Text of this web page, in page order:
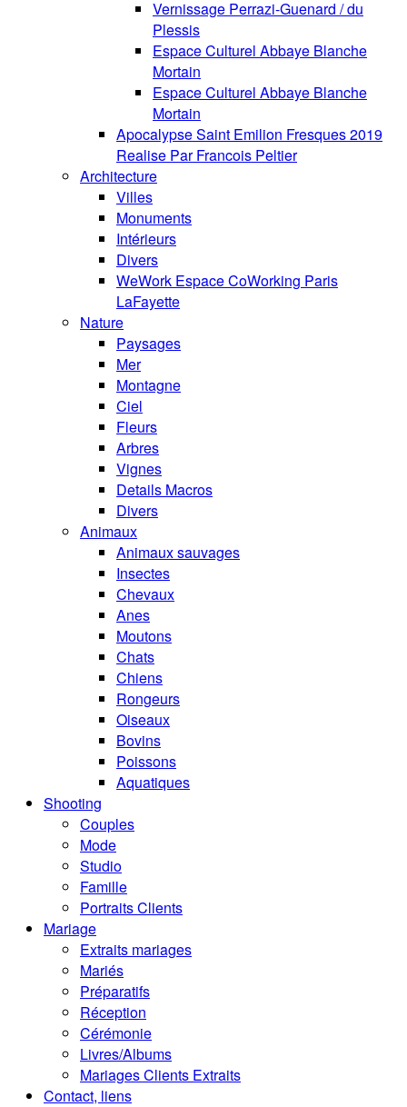
Vernissage Perrazi-Guenard / du
Plessis
Espace Culturel Abbaye Blanche
Mortain
Espace Culturel Abbaye Blanche
Mortain
Apocalypse Saint Emilion Fresques 2019
Realise Par Francois Peltier
Architecture
Villes
Monuments
Intérieurs
Divers
WeWork Espace CoWorking Paris
LaFayette
Nature
Paysages
Mer
Montagne
Ciel
Fleurs
Arbres
Vignes
Details Macros
Divers
Animaux
Animaux sauvages
Insectes
Chevaux
Anes
Moutons
Chats
Chiens
Rongeurs
Oiseaux
Bovins
Poissons
Aquatiques
Shooting
Couples
Mode
Studio
Famille
Portraits Clients
Mariage
Extraits mariages
Mariés
Préparatifs
Réception
Cérémonie
Livres/Albums
Mariages Clients Extraits
Contact, liens